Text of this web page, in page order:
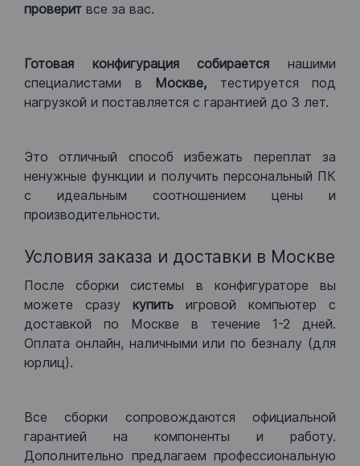
проверит все за вас.
Готовая конфигурация собираетсянашими
специалистами в Москве, тестируется под
нагрузкой и поставляется с гарантией до 3 лет.
Это отличный способ избежать переплат за
ненужные функции и получить персональный ПК
с идеальным соотношением цены и
производительности.
Условия заказа и доставки в Москве
После сборки системы в конфигураторе вы
можете сразу купить игровой компьютер с
доставкой по Москве в течение 1-2 дней.
Оплата онлайн, наличными или по безналу (для
юрлиц).
Все сборки сопровождаются официальной
гарантией на компоненты и работу.
Дополнительно предлагаем профессиональную